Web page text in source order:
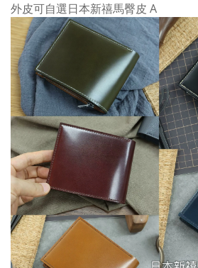
外皮可自選日本新禧馬臀皮 A